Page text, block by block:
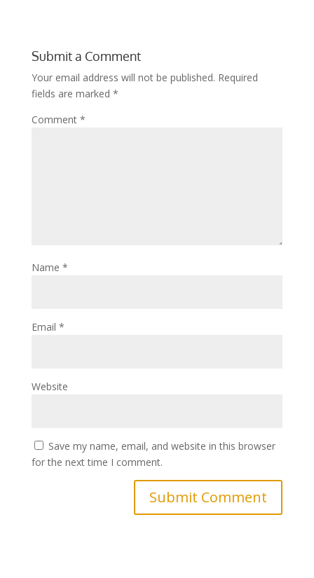
Submit a Comment
Your email address will not be published. Required
fields are marked *
Comment *
Name *
Email *
Website
Save my name, email, and website in this browser
for the next time I comment.